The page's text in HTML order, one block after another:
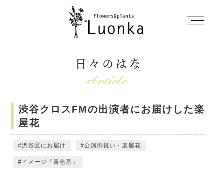
日々のはな
渋谷クロスFMの出演者にお届けした楽
屋花
渋谷区にお届け 公演御祝い・楽屋花
イメージ「青色系」